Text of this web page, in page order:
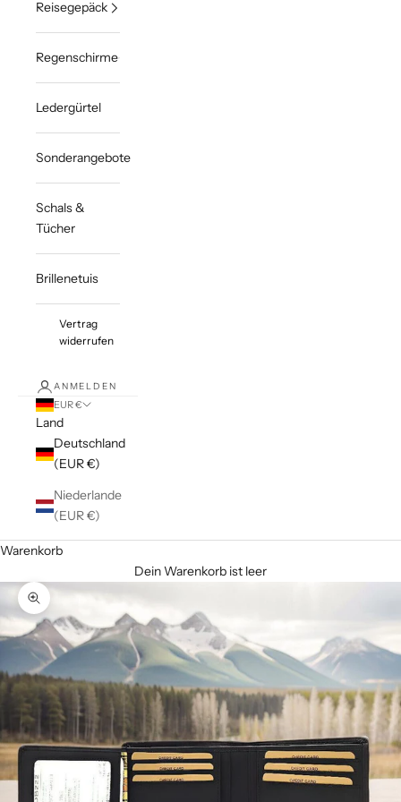
Reisegepäck
Regenschirme
Ledergürtel
Sonderangebote
Schals &
Tücher
Brillenetuis
Vertrag
widerrufen
ANMELDEN
EUR €
Land
Deutschland
(EUR €)
Niederlande
(EUR €)
Warenkorb
Dein Warenkorb ist leer
Bild vergrößern